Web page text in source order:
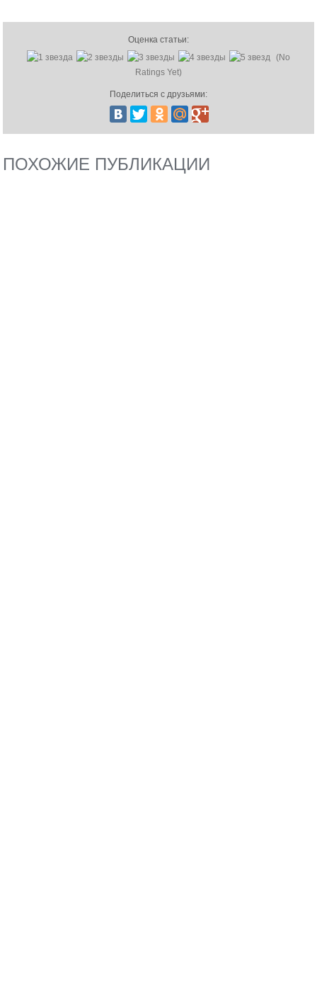
Оценка статьи:
(No
Ratings Yet)
Поделиться с друзьями:
ПОХОЖИЕ ПУБЛИКАЦИИ